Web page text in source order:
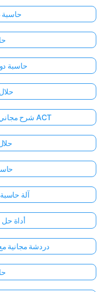
حاسبة
حاسبة
شرح مجاني لإجابات مسائل الرياضيات في اختبار ACT
آلة
أداة حل
دردشة مجانية